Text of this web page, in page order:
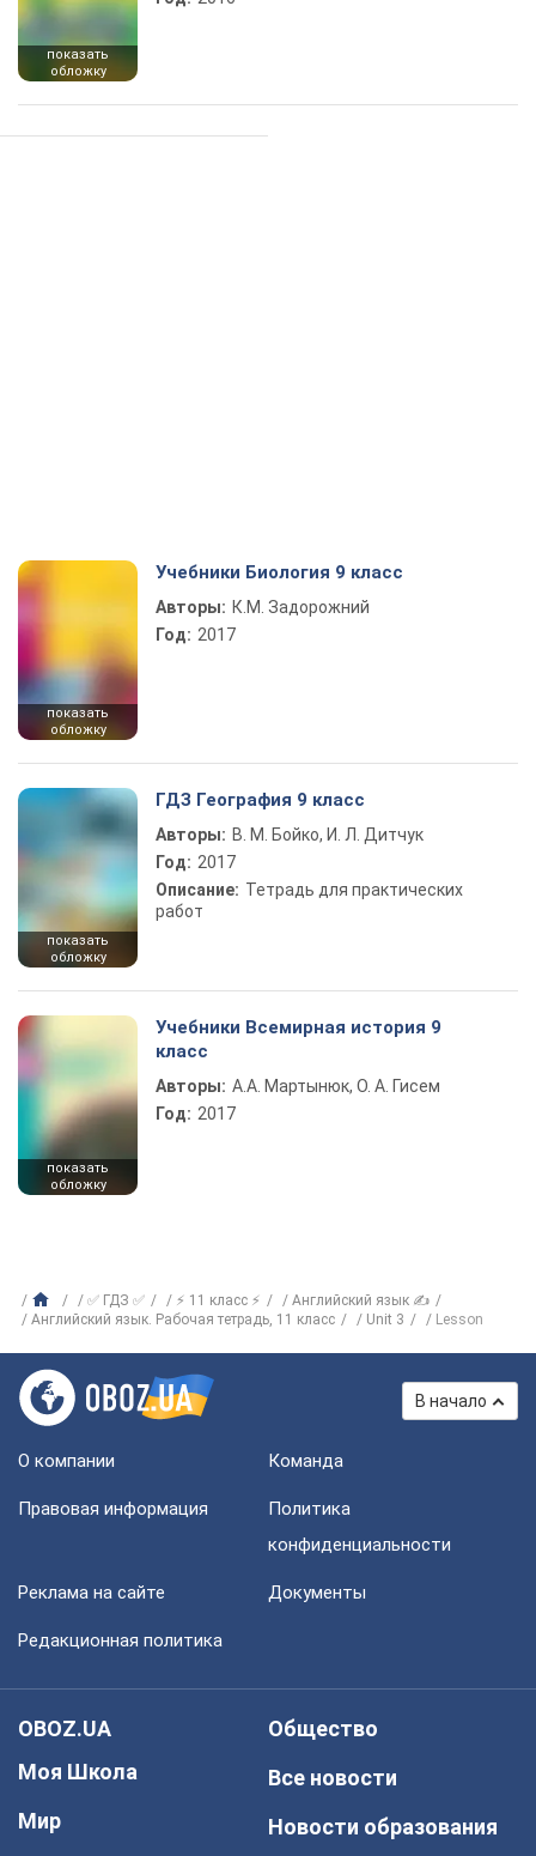
показать
обложку
показать
обложку
Учебники Биология 9 класс
Авторы: К.М. Задорожний
Год: 2017
показать
обложку
ГДЗ География 9 класс
Авторы: В. М. Бойко, И. Л. Дитчук
Год: 2017
Описание: Тетрадь для практических
работ
показать
обложку
Учебники Всемирная история 9
класс
Авторы: А.А. Мартынюк, О. А. Гисем
Год: 2017
✅ ГДЗ ✅ ⚡ 11 класс ⚡
Английский язык ✍
Английский язык. Рабочая тетрадь, 11 класс
Unit 3 Lesson
В начало
О компании Команда
Правовая информация
Политика
конфиденциальности
Реклама на сайте Документы
Редакционная политика
OBOZ.UA
Моя Школа
Мир
Общество
Все новости
Новости образования